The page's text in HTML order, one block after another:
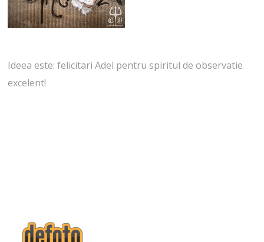
Ideea este: felicitari Adel pentru spiritul de observatie
excelent!